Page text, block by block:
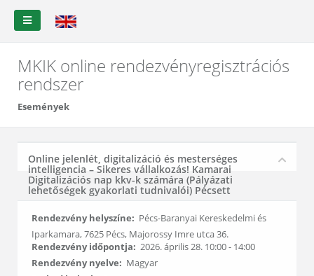
MKIK online rendezvényregisztrációs
rendszer
Események
Online jelenlét, digitalizáció és mesterséges
intelligencia – Sikeres vállalkozás! Kamarai
Digitalizációs nap kkv-k számára (Pályázati
lehetőségek gyakorlati tudnivalói) Pécsett
Rendezvény helyszíne: Pécs-Baranyai Kereskedelmi és
Iparkamara, 7625 Pécs, Majorossy Imre utca 36.
Rendezvény időpontja: 2026. április 28. 10:00 - 14:00
Rendezvény nyelve: Magyar